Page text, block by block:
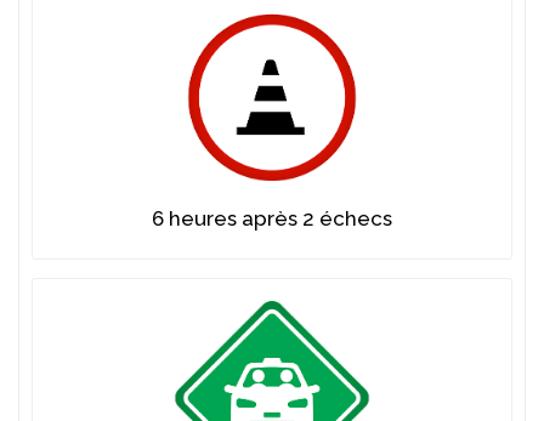
6 heures après 2 échecs